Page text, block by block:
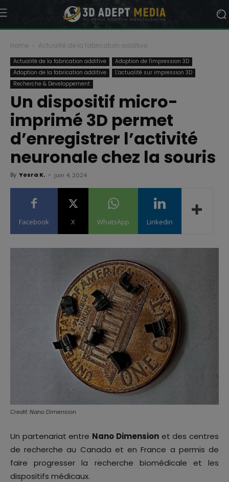
Home Actualité de la fabrication additive
Actualité de la fabrication additive
Adoption de l'impression 3D
Adoption de la fabrication additive
L'actualité sur impression 3D
Recherche & Developpement
Un dispositif micro-
imprimé 3D permet
d’enregistrer l’activité
neuronale chez la souris
By Yosra K. - juin 4, 2024
Facebook X WhatsApp Linkedin
Credit: Nano Dimension
Un partenariat entre Nano Dimensionet des centres
de recherche au Canada et en France a permis de
faire progresser la recherche biomédicale et les
dispositifs médicaux.